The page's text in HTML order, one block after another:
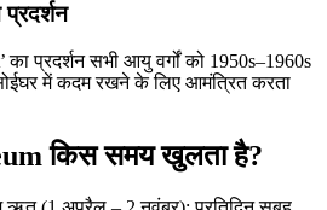
प्रदर्शन
का प्रदर्शन सभी आयु वर्गों को 1950s–1960s
में कदम रखने के लिए आमंत्रित करता
किस समय खुलता है?